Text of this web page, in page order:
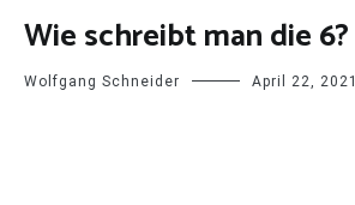
Wie schreibt man die 6?
Wolfgang Schneider April 22, 2021